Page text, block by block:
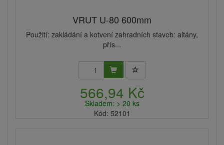
VRUT U-80 600mm
Použití: zakládání a kotvení zahradních staveb: altány,
přís...
566,94 Kč
Skladem: > 20 ks
Kód: 52101